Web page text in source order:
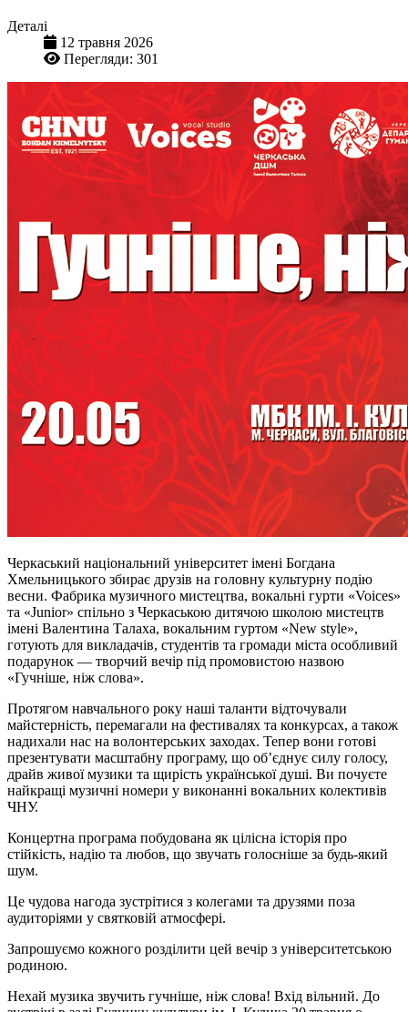
Деталі
12 травня 2026
Перегляди: 301
Черкаський національний університет імені Богдана
Хмельницького збирає друзів на головну культурну подію
весни. Фабрика музичного мистецтва, вокальні гурти «Voices»
та «Junior» спільно з Черкаською дитячою школою мистецтв
імені Валентина Талаха, вокальним гуртом «New style»,
готують для викладачів, студентів та громади міста особливий
подарунок — творчий вечір під промовистою назвою
«Гучніше, ніж слова».
Протягом навчального року наші таланти відточували
майстерність, перемагали на фестивалях та конкурсах, а також
надихали нас на волонтерських заходах. Тепер вони готові
презентувати масштабну програму, що об’єднує силу голосу,
драйв живої музики та щирість української душі. Ви почуєте
найкращі музичні номери у виконанні вокальних колективів
ЧНУ.
Концертна програма побудована як цілісна історія про
стійкість, надію та любов, що звучать голосніше за будь-який
шум.
Це чудова нагода зустрітися з колегами та друзями поза
аудиторіями у святковій атмосфері.
Запрошуємо кожного розділити цей вечір з університетською
родиною.
Нехай музика звучить гучніше, ніж слова! Вхід вільний. До